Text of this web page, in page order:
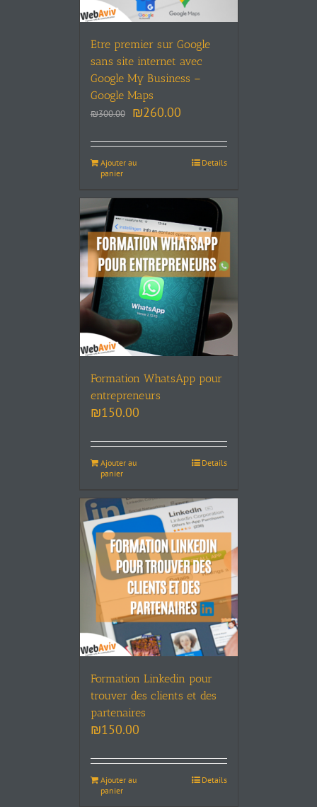
Etre premier sur Google
sans site internet avec
Google My Business –
Google Maps
₪300.00 ₪260.00
Ajouter au
panier
Details
Formation WhatsApp pour
entrepreneurs
₪150.00
Ajouter au
panier
Details
Formation Linkedin pour
trouver des clients et des
partenaires
₪150.00
Ajouter au
panier
Details